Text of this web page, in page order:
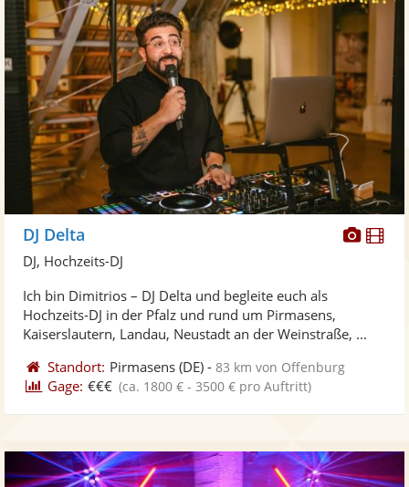
DJ Delta
DJ, Hochzeits-DJ
Ich bin Dimitrios – DJ Delta und begleite euch als
Hochzeits-DJ in der Pfalz und rund um Pirmasens,
Kaiserslautern, Landau, Neustadt an der Weinstraße, ...
Standort: Pirmasens (DE) -83 km von Offenburg
Gage: €€€ (ca. 1800 € - 3500 € pro Auftritt)